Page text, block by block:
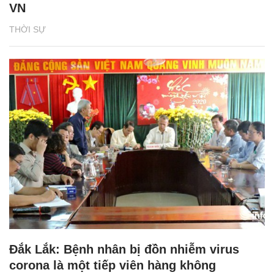
THỜI SỰ
VN
Đắk Lắk: Bệnh nhân bị đồn nhiễm virus
corona là một tiếp viên hàng không